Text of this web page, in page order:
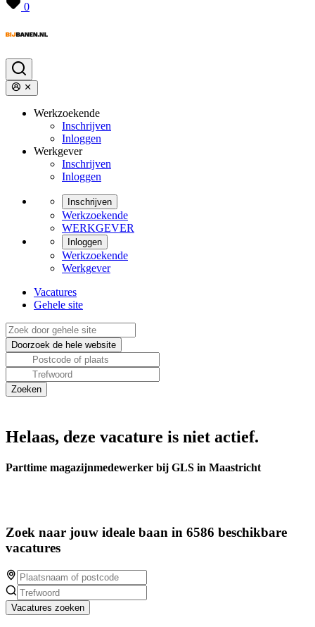
0
Werkzoekende
Inschrijven
Inloggen
Werkgever
Inschrijven
Inloggen
Inschrijven
Werkzoekende
WERKGEVER
Inloggen
Werkzoekende
Werkgever
Vacatures
Gehele site
Helaas, deze vacature is niet actief.
Parttime magazijnmedewerker bij GLS in Maastricht
Zoek naar jouw ideale baan in 6586 beschikbare
vacatures
Vacatures zoeken